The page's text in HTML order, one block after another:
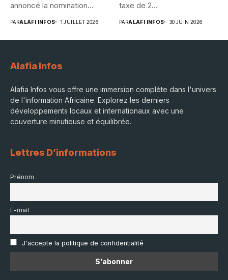
annoncé la nomination...
PARALAFI INFOS 1 JUILLET 2026
taxe de 2...
PARALAFI INFOS 30 JUIN 2026
Alafia Infos
Alafia Infos vous offre une immersion complète dans l'univers
de l'information Africaine. Explorez les derniers
développements locaux et internationaux avec une
couverture minutieuse et équilibrée.
Lettres D’informations
Prénom
E-mail
J'accepte la politique de confidentialité